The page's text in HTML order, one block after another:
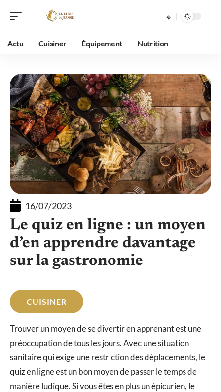
Actu Cuisiner Équipement Nutrition
16/07/2023
Le quiz en ligne : un moyen
d’en apprendre davantage
sur la gastronomie
CUISINER
Trouver un moyen de se divertir en apprenant est une
préoccupation de tous les jours. Avec une situation
sanitaire qui exige une restriction des déplacements, le
quiz en ligne est un bon moyen de passer le temps de
manière ludique. Si vous êtes en plus un épicurien, le